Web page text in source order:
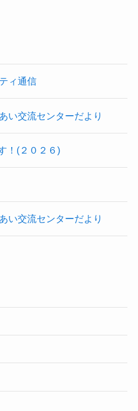
ィ通信
い交流センターだより
！(２０２６)
い交流センターだより